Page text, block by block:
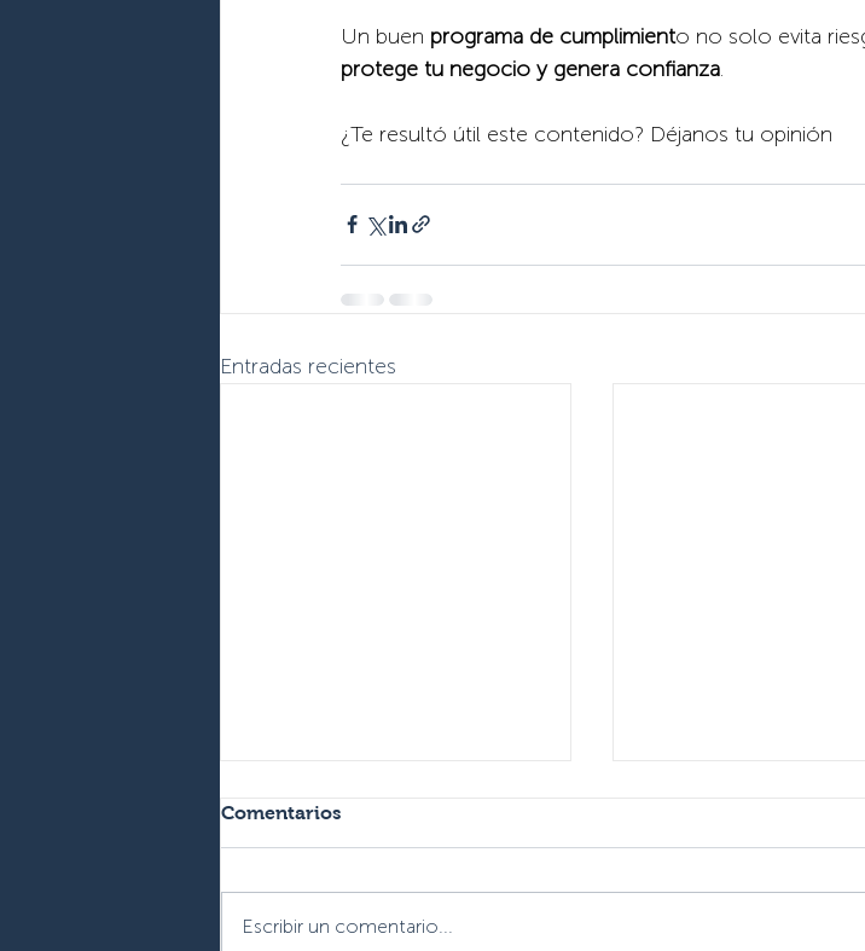
Un buen programa de cumplimiento no solo evita
protege tu negocio y genera confianza.
¿Te resultó útil este contenido? Déjanos tu opinión
Entradas recientes
Comentarios
Escribir un comentario...